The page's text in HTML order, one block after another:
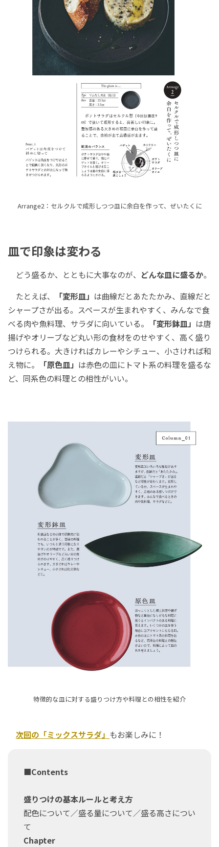
Arrange2：セルクルで成形しつつ皿に余白を作って、ぜいたくに
皿で印象は変わる
どう盛るか、とともに大事なのが、 どんな皿に盛るか。
たとえば、
「変形皿」 は曲線だとあたたかみ、直線だと
シャープさが出る。スペースが生まれやすく、みんなで食
べる肉や魚料理、サラダに向いている。
「変形鉢皿」 は唐
揚げやオリーブなど丸い形の食材をのせやすく、高く盛り
つけられる。大きければカレーやシチュー、小さければ和
え物に。
「原色皿」 は赤色の皿にトマト系の料理を盛るな
ど、同系色の料理との相性がいい。
特徴的な皿に対する盛りつけ方や料理との相性を紹介
次回の「ミックスサラダ」 もお楽しみに！
■Contents
盛りつけの基本ルールと考え方
配色について／盛る量について／盛る高さについ
て
Chapter